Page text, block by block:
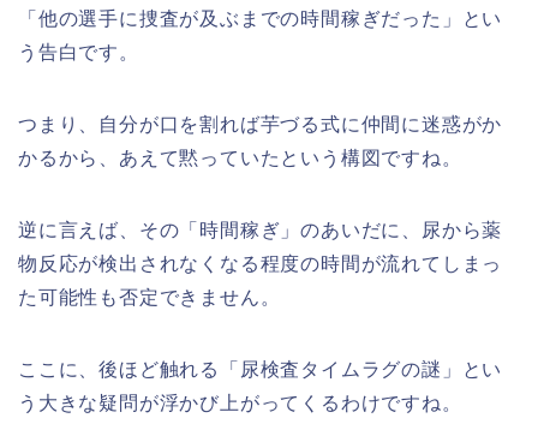
「他の選手に捜査が及ぶまでの時間稼ぎだった」とい
う告白です。
つまり、自分が口を割れば芋づる式に仲間に迷惑がか
かるから、あえて黙っていたという構図ですね。
逆に言えば、その「時間稼ぎ」のあいだに、尿から薬
物反応が検出されなくなる程度の時間が流れてしまっ
た可能性も否定できません。
ここに、後ほど触れる「尿検査タイムラグの謎」とい
う大きな疑問が浮かび上がってくるわけですね。